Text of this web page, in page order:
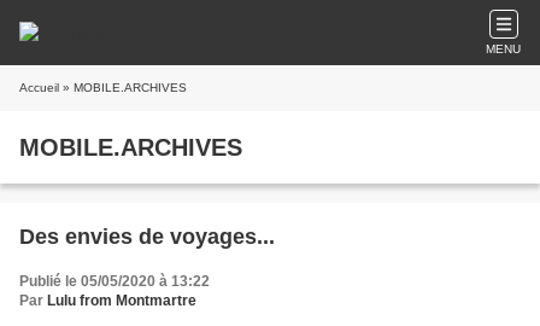
MENU
Accueil » MOBILE.ARCHIVES
MOBILE.ARCHIVES
Des envies de voyages...
Publié le 05/05/2020 à 13:22
Par Lulu from Montmartre